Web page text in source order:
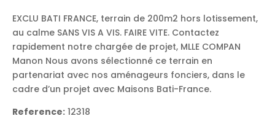
EXCLU BATI FRANCE, terrain de 200m2 hors lotissement,
au calme SANS VIS A VIS. FAIRE VITE. Contactez
rapidement notre chargée de projet, MLLE COMPAN
Manon Nous avons sélectionné ce terrain en
partenariat avec nos aménageurs fonciers, dans le
cadre d’un projet avec Maisons Bati-France.
Reference: 12318